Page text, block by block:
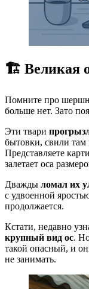
🏗 Великая
Помните про
больше нет. Зато
Эти твари
бытовки, свили там
Представляете
залетает оса
Дважды ломал их
с удвоенной
продолжается.
Кстати, недавно
крупный вид ос.
такой опасный, и
не занимать.